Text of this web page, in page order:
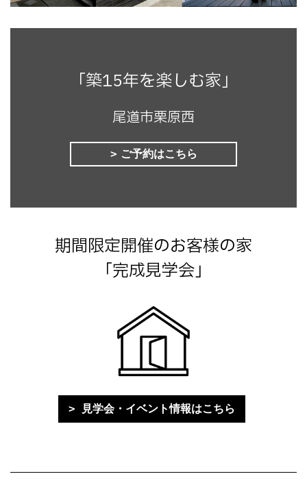
「築15年を楽しむ家」
尾道市栗原西
ご予約はこちら
期間限定開催のお客様の家
「完成見学会」
見学会・イベント情報はこちら